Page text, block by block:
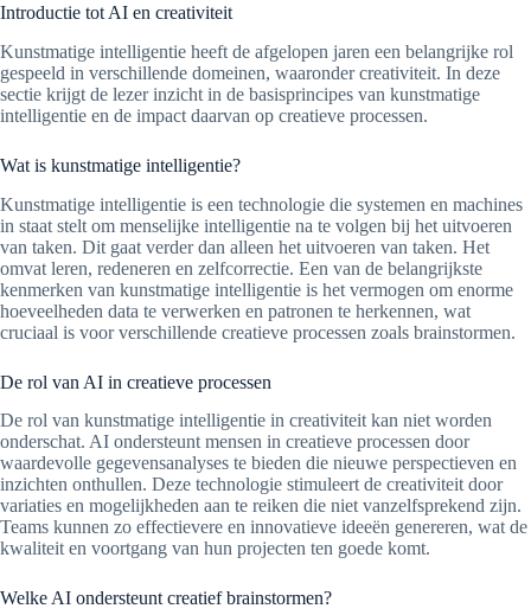
Introductie tot AI en creativiteit
Kunstmatige intelligentie heeft de afgelopen jaren een belangrijke rol
gespeeld in verschillende domeinen, waaronder creativiteit. In deze
sectie krijgt de lezer inzicht in de basisprincipes van kunstmatige
intelligentie en de impact daarvan op creatieve processen.
Wat is kunstmatige intelligentie?
Kunstmatige intelligentie is een technologie die systemen en machines
in staat stelt om menselijke intelligentie na te volgen bij het uitvoeren
van taken. Dit gaat verder dan alleen het uitvoeren van taken. Het
omvat leren, redeneren en zelfcorrectie. Een van de belangrijkste
kenmerken van kunstmatige intelligentie is het vermogen om enorme
hoeveelheden data te verwerken en patronen te herkennen, wat
cruciaal is voor verschillende creatieve processen zoals brainstormen.
De rol van AI in creatieve processen
De rol van kunstmatige intelligentie in creativiteit kan niet worden
onderschat. AI ondersteunt mensen in creatieve processen door
waardevolle gegevensanalyses te bieden die nieuwe perspectieven en
inzichten onthullen. Deze technologie stimuleert de creativiteit door
variaties en mogelijkheden aan te reiken die niet vanzelfsprekend zijn.
Teams kunnen zo effectievere en innovatieve ideeën genereren, wat de
kwaliteit en voortgang van hun projecten ten goede komt.
Welke AI ondersteunt creatief brainstormen?